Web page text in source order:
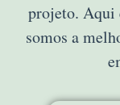
projeto. Aqui
somos a